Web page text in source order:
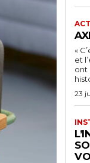
«
et
ont
23